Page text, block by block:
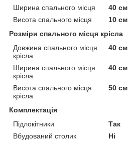
Ширина спального місця
40 см
Висота спального місця
10 см
Розміри спального місця крісла
Довжина спального місця
крісла
40 см
Ширина спального місця
крісла
40 см
Висота спального місця
крісла
50 см
Комплектація
Підлокітники
Так
Вбудований столик
Ні